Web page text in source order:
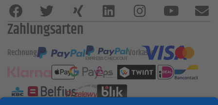
Zahlungsarten
Rechnung Vorkasse